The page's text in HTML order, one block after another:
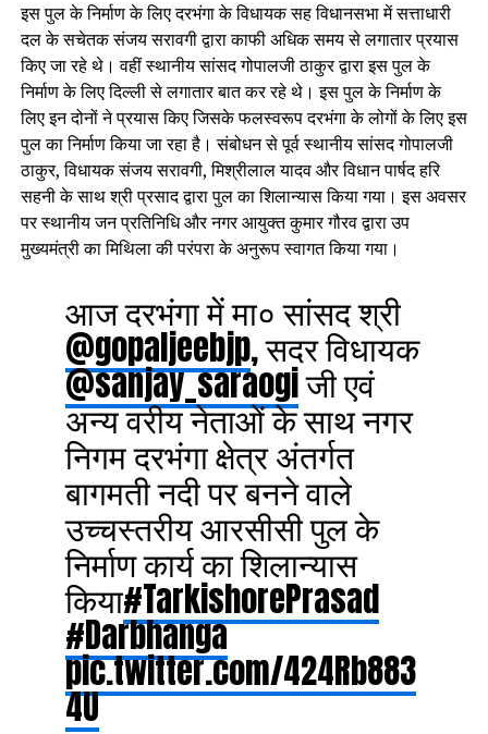
इस पुल के निर्माण के लिए दरभंगा के विधायक सह विधानसभा में सत्ताधारी
दल के सचेतक संजय सरावगी द्वारा काफी अधिक समय से लगातार प्रयास
किए जा रहे थे। वहीं स्थानीय सांसद गोपालजी ठाकुर द्वारा इस पुल के
निर्माण के लिए दिल्ली से लगातार बात कर रहे थे। इस पुल के निर्माण के
लिए इन दोनों ने प्रयास किए जिसके फलस्वरूप दरभंगा के लोगों के लिए इस
पुल का निर्माण किया जा रहा है। संबोधन से पूर्व स्थानीय सांसद गोपालजी
ठाकुर, विधायक संजय सरावगी, मिश्रीलाल यादव और विधान पार्षद हरि
सहनी के साथ श्री प्रसाद द्वारा पुल का शिलान्यास किया गया। इस अवसर
पर स्थानीय जन प्रतिनिधि और नगर आयुक्त कुमार गौरव द्वारा उप
मुख्यमंत्री का मिथिला की परंपरा के अनुरूप स्वागत किया गया।
आज दरभंगा में मा० सांसद श्री
@gopaljeebjp, सदर विधायक
@sanjay_saraogiजी एवं
अन्य वरीय नेताओं के साथ नगर
निगम दरभंगा क्षेत्र अंतर्गत
बागमती नदी पर बनने वाले
उच्चस्तरीय आरसीसी पुल के
निर्माण कार्य का शिलान्यास
किया#TarkishorePrasad
#Darbhanga
pic.twitter.com/424Rb883
4U